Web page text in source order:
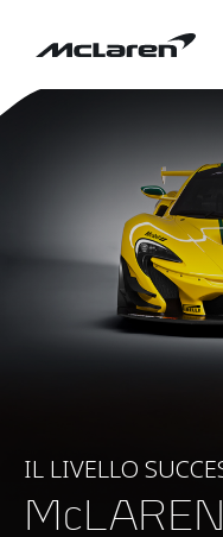
IL LIVELLO